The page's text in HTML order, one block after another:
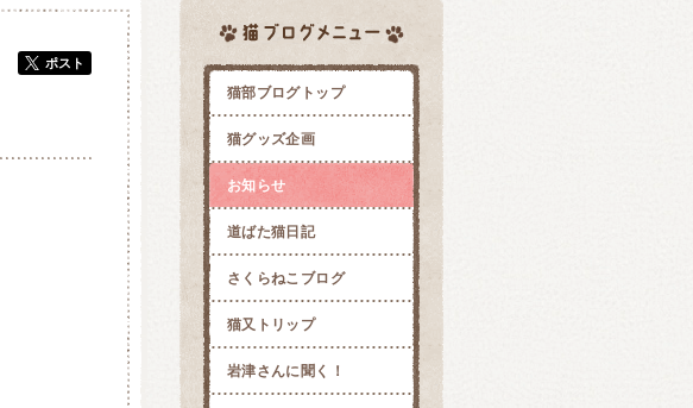
ポスト
猫部ブログトップ
猫グッズ企画
お知らせ
道ばた猫日記
さくらねこブログ
猫又トリップ
岩津さんに聞く！